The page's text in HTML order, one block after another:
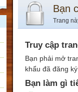
Bạn
Trang
Truy cập
Bạn phải mở
khẩu đã đăng
Bạn làm gì